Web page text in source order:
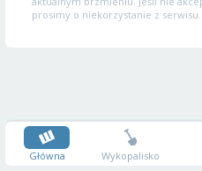
prosimy o niekorzystanie z serwisu.
Główna Wykopalisko